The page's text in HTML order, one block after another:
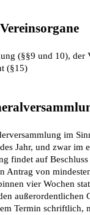
(§§9 und 10), der
(§15)
im
Jahr, und zwar im
findet auf
Antrag von
vier Wochen
außerordentlichen
Termin schriftlich,